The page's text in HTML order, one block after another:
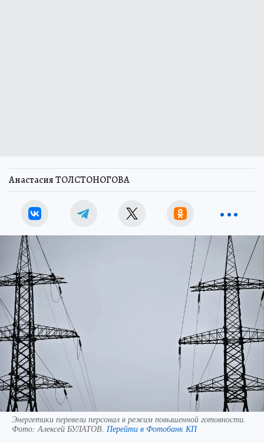
Анастасия ТОЛСТОНОГОВА
Энергетики перевели персонал в режим повышенной готовности.
Фото:Алексей БУЛАТОВ. Перейти в Фотобанк КП